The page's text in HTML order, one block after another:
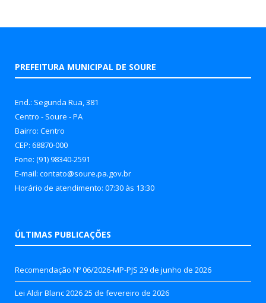
PREFEITURA MUNICIPAL DE SOURE
End.: Segunda Rua, 381
Centro - Soure - PA
Bairro: Centro
CEP: 68870-000
Fone: (91) 98340-2591
E-mail: contato@soure.pa.gov.br
Horário de atendimento: 07:30 às 13:30
ÚLTIMAS PUBLICAÇÕES
Recomendação Nº 06/2026-MP-PJS 29 de junho de 2026
Lei Aldir Blanc 202625 de fevereiro de 2026